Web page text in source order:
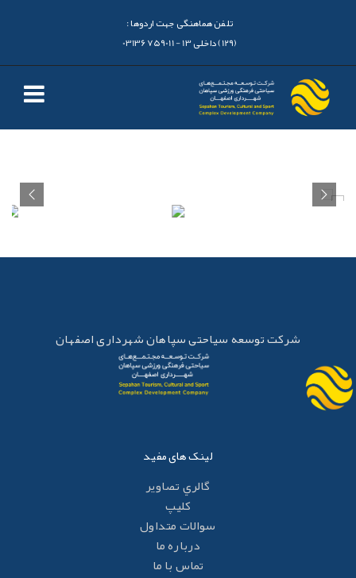
تلفن هماهنگی جهت اردوها :
شرکت توسعه سیاحتی سپاهان شهرداری اصفهان
لینک های مفید
گالري تصاوير
کليپ
سوالات متداول
درباره ما
تماس با ما